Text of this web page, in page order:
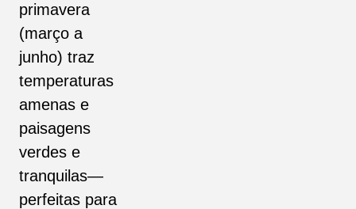
primavera
(março a
junho) traz
temperaturas
amenas e
paisagens
verdes e
tranquilas—
perfeitas para